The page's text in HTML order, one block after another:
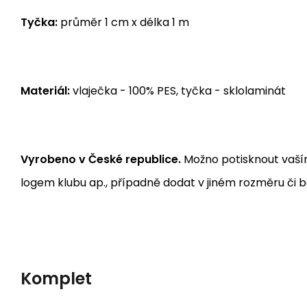
Tyčka: průměr 1 cm x délka 1 m
Materiál:vlaječka - 100% PES, tyčka - sklolaminát
Vyrobeno v České republice. Možno potisknout
logem klubu ap., případně dodat v jiném rozměru či
Komplet